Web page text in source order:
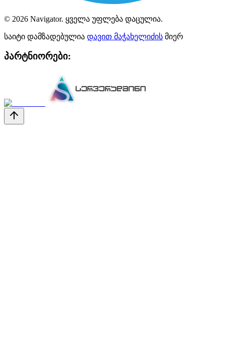
© 2026 Navigator. ყველა უფლება დაცულია.
საიტი დამზადებულია დავით მაჭახელიძის მიერ
პარტნიორები: